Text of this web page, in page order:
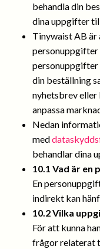
behandla din
dina uppgifter
Tinywaist AB är
personuppgifter
personuppgifter
din beställning
nyhetsbrev eller
anpassa
Nedan
med
behandlar dina
10.1 Vad är en
En
indirekt kan
10.2 Vilka
För att kunna
frågor relaterat